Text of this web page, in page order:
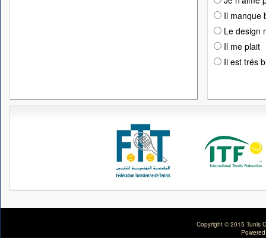
Il manque
Le design
Il me plait
Il est trés
Copyright © 2015 Tunis